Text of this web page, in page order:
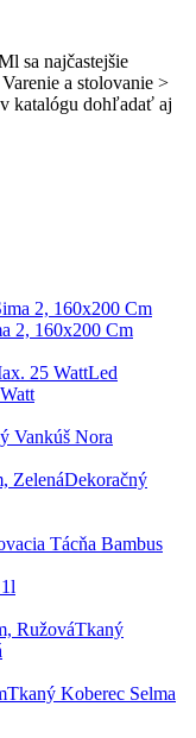
sa najčastejšie
a stolovanie >
katalógu dohľadať aj
2, 160x200 Cm
Led
Vankúš Nora
Dekoračný
Tácňa Bambus
Tkaný
Tkaný Koberec Selma